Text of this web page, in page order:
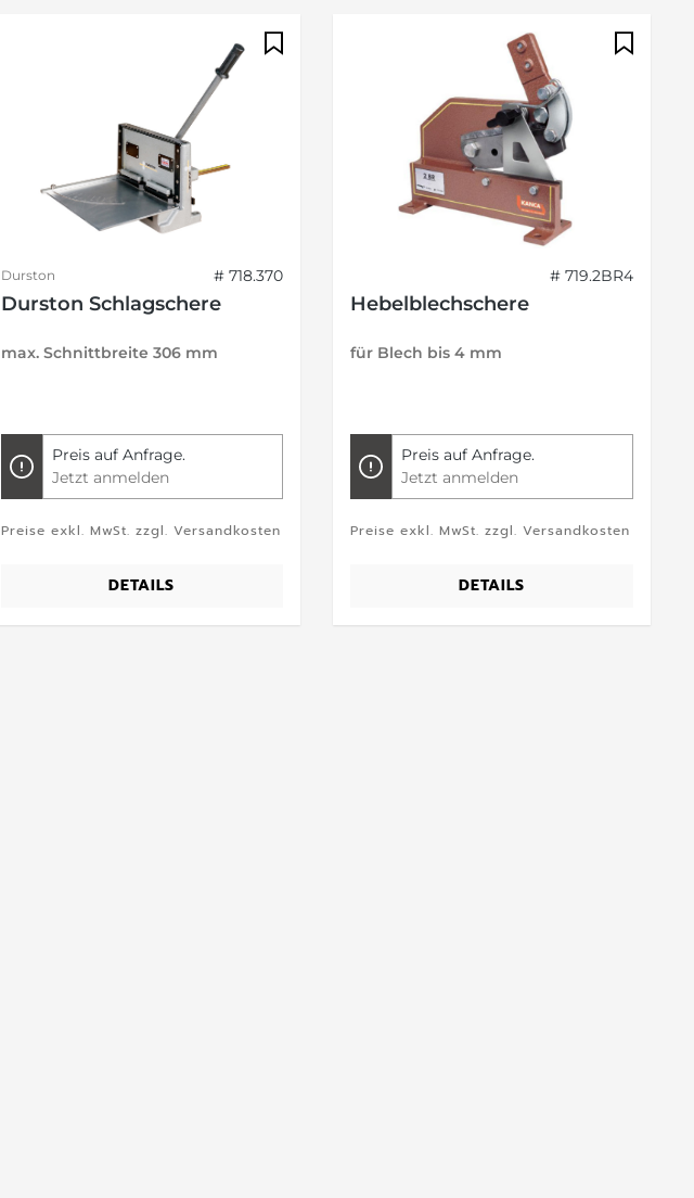
Durston # 718.370
Durston Schlagschere
max. Schnittbreite 306 mm
Preis auf Anfrage.
Jetzt anmelden
Preise exkl. MwSt. zzgl. Versandkosten
DETAILS
# 719.2BR4
Hebelblechschere
für Blech bis 4 mm
Preis auf Anfrage.
Jetzt anmelden
Preise exkl. MwSt. zzgl. Versandkosten
DETAILS